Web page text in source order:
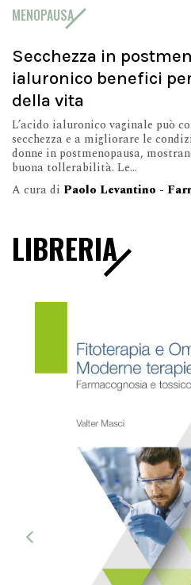
MENOPAUSA
Secchezza in
ialuronico benefici
della vita
L’acido ialuronico vaginale può
secchezza e a migliorare le
donne in postmenopausa,
buona tollerabilità. Le...
A cura di Paolo Levantino -
LIBRERIA